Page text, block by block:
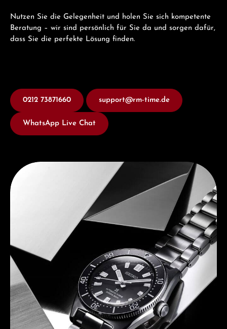
Nutzen Sie die Gelegenheit und holen Sie sich kompetente
Beratung – wir sind persönlich für Sie da und sorgen dafür,
dass Sie die perfekte Lösung finden.
0212 73871660 support@rm-time.de
WhatsApp Live Chat
Entdecken Sie Seiko